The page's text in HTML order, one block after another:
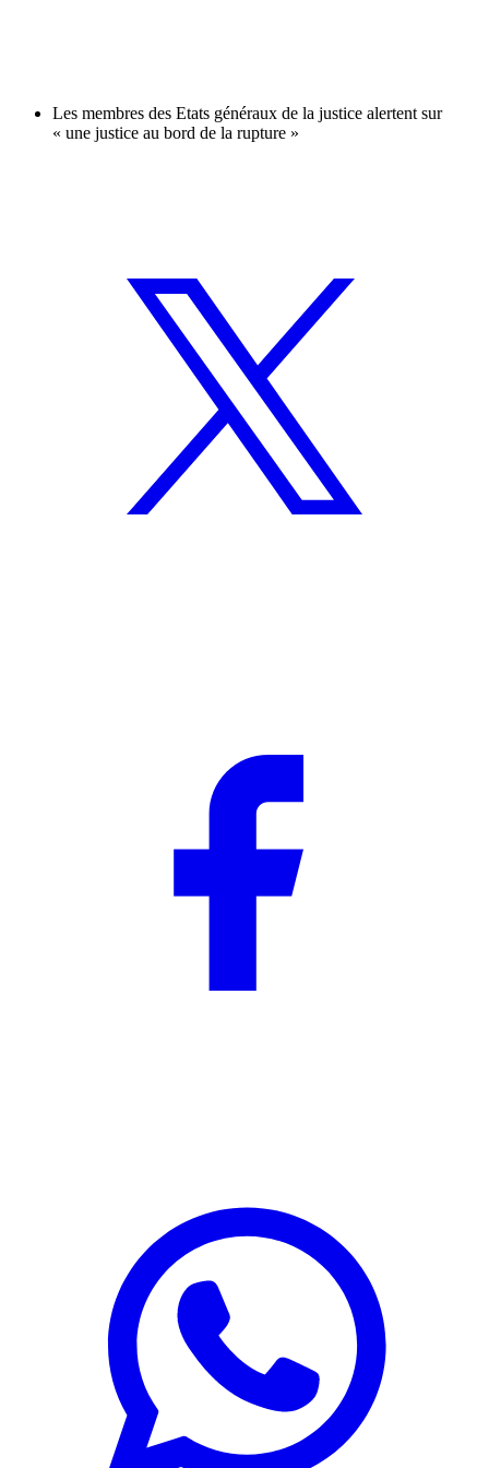
Les membres des Etats généraux de la justice alertent sur
« une justice au bord de la rupture »